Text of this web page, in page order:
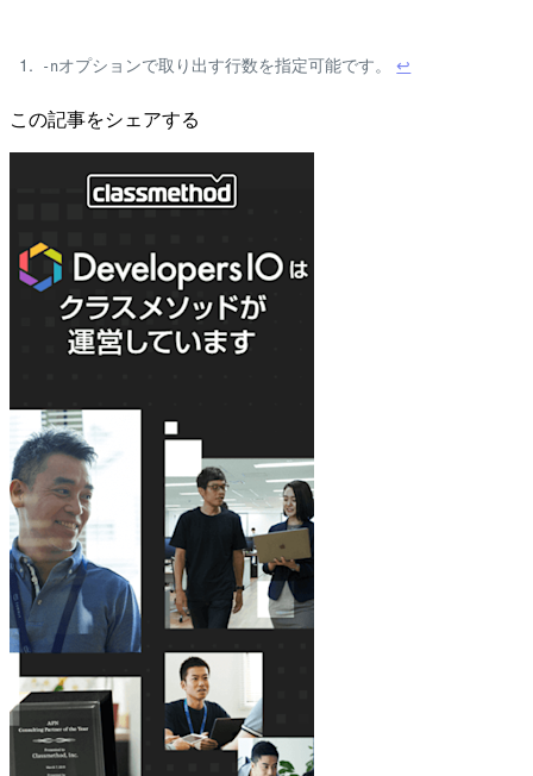
-nオプションで取り出す行数を指定可能です。↩
この記事をシェアする